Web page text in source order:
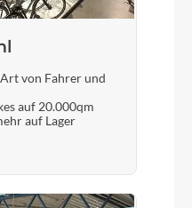
von Fahrer und
auf 20.000qm
auf Lager